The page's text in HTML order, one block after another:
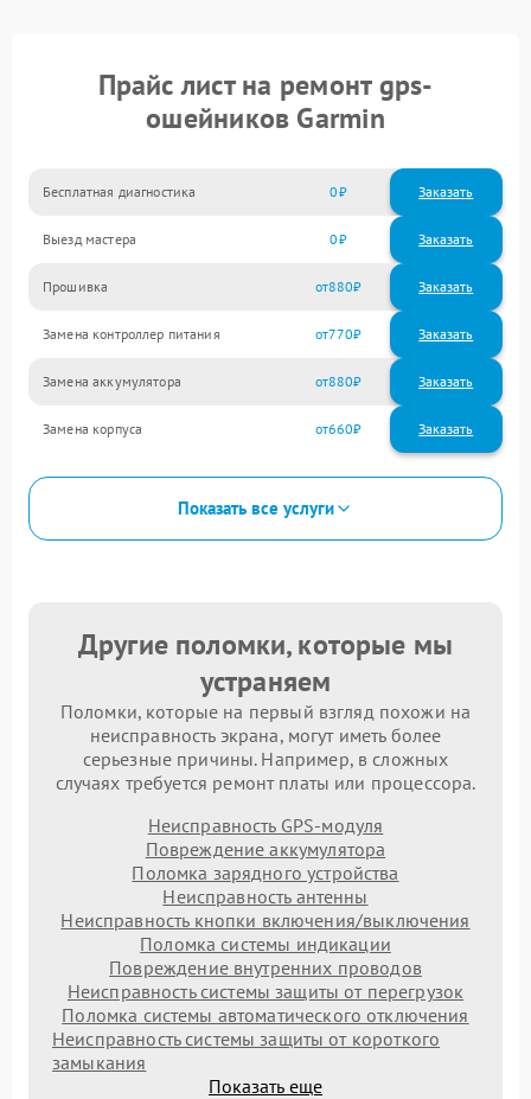
Прайс лист на ремонт gps-
ошейников Garmin
Бесплатная диагностика 0 Заказать
Выезд мастера 0 Заказать
Прошивка 880
Замена контроллер питания 770
Замена аккумулятора 880
Замена корпуса 660
Показать все услуги
Другие поломки, которые мы
устраняем
Поломки, которые на первый взгляд похожи на
неисправность экрана, могут иметь более
серьезные причины. Например, в сложных
случаях требуется ремонт платы или процессора.
Неисправность GPS-модуля
Повреждение аккумулятора
Поломка зарядного устройства
Неисправность антенны
Неисправность кнопки включения/выключения
Поломка системы индикации
Повреждение внутренних проводов
Неисправность системы защиты от перегрузок
Поломка системы автоматического отключения
Неисправность системы защиты от короткого
замыкания
Показать еще